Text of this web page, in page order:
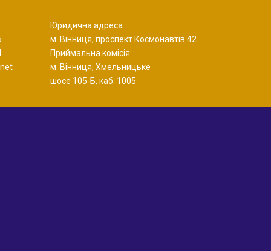
Юридична адреса:
м. Вінниця, проспект Космонавтів 42
Приймальна комісія:
м. Вінниця, Хмельницьке
шосе 105-Б, каб. 1005